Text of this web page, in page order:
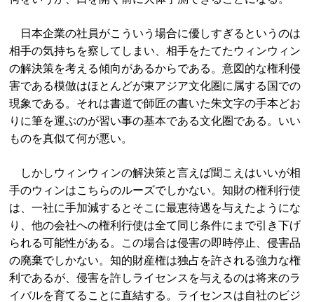
日本企業の社員がこういう場合に優しすぎるというのは
相手の気持ちを察してしまい、相手をたてたウィンウィン
の解決策を考える傾向があるからである。意図的な権利侵
害である模倣はほとんどが東アジア文化圏に属する国での
現象である。それは書道で師匠の書いた朱文字の手本どお
りに筆を運ぶのが習い事の基本である文化圏である。いい
ものを真似て何が悪い。
しかしウィンウィンの解決策と言えば聞こえはいいが相
手のウィンはこちらのルーズでしかない。知財の権利行使
は、一社に手加減するとそこに最恵待遇を与えたようにな
り、他の会社への権利行使は全て同じ条件にまで引き下げ
られる可能性がある。この場合は侵害の即時停止、侵害品
の廃棄でしかない。知的財産権は独占を許される強力な権
利であるが、侵害を許しライセンスを与えるのは将来のラ
イバルを育てることに直結する。ライセンスは自社のビジ